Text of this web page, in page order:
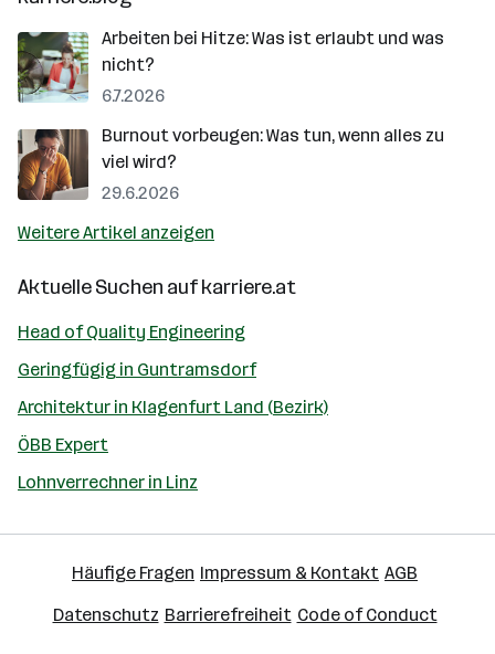
Arbeiten bei Hitze: Was ist erlaubt und was
nicht?
6.7.2026
Burnout vorbeugen: Was tun, wenn alles zu
viel wird?
29.6.2026
Weitere Artikel anzeigen
Aktuelle Suchen aufkarriere.at
Head of Quality Engineering
Geringfügig in Guntramsdorf
Architektur in Klagenfurt Land (Bezirk)
ÖBB Expert
Lohnverrechner in Linz
Häufige Fragen Impressum & Kontakt AGB
Datenschutz Barrierefreiheit Code of Conduct